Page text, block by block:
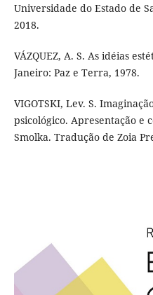
Universidade do Estado de
2018.
VÁZQUEZ, A. S. As idéias
Janeiro: Paz e Terra, 1978.
VIGOTSKI, Lev. S.
psicológico. Apresentação e
Smolka. Tradução de Zoia